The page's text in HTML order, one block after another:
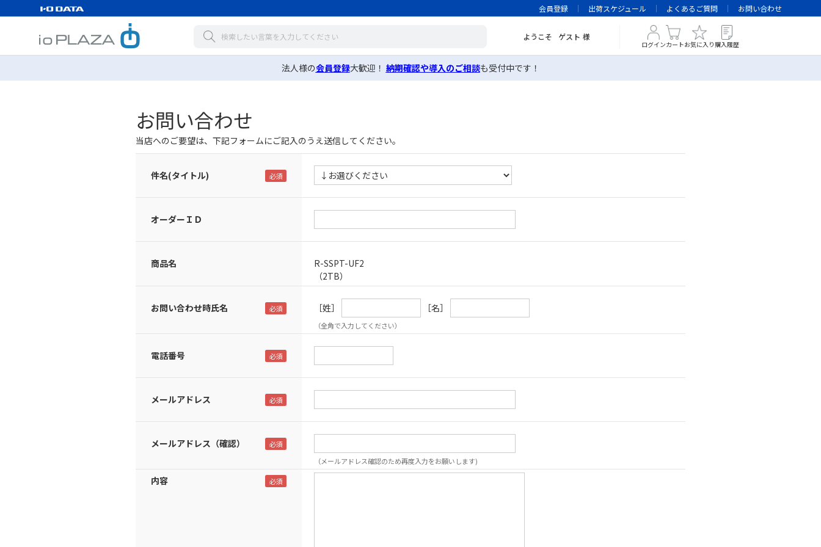
会員登録 出荷スケジュール よくあるご質問 お問い合わせ
ようこそ ゲスト 様
ログインカートお気に入り 購入履歴
法人様の会員登録大歓迎！ 納期確認や導入のご相談も受付中です！
お問い合わせ
当店へのご要望は、下記フォームにご記入のうえ送信してください。
件名(タイトル)
オーダーＩＤ
商品名
R-SSPT-UF2
（2TB）
お問い合わせ時氏名 ［姓］ ［名］
（全角で入力してください）
電話番号
メールアドレス
メールアドレス（確認）
（メールアドレス確認のため再度入力をお願いします)
内容